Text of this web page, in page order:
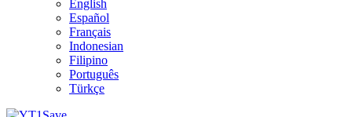
English
Español
Français
Indonesian
Filipino
Português
Türkçe